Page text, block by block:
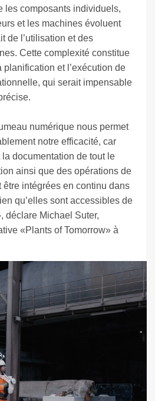
les composants individuels,
et les machines évoluent
de l’utilisation et des
Cette complexité constitue
planification et l’exécution de
qui serait impensable
numérique nous permet
notre efficacité, car
documentation de tout le
ainsi que des opérations de
intégrées en continu dans
qu’elles sont accessibles de
déclare Michael Suter,
«Plants of Tomorrow» à